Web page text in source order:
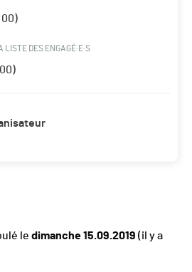
LISTE DES ENGAGÉ·E·S
le dimanche 15.09.2019 (il y a